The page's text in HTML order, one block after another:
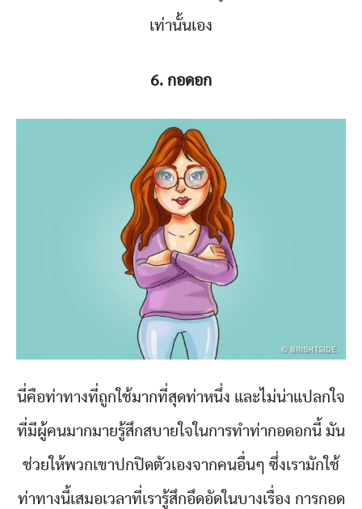
เท่านั้นเอง
6. กอดอก
นี่คือท่าทางที่ถูกใช้มากที่สุดท่าหนึ่ง และไม่น่าแปลกใจ
ที่มีผู้คนมากมายรู้สึกสบายใจในการทำท่ากอดอกนี้ มัน
ช่วยให้พวกเขาปกปิดตัวเองจากคนอื่นๆ ซึ่งเรามักใช้
ท่าทางนี้เสมอเวลาที่เรารู้สึกอึดอัดในบางเรื่อง การกอด